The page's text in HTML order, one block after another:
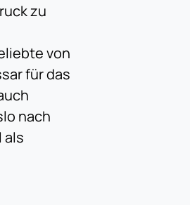
zu
von
für das
nach
als